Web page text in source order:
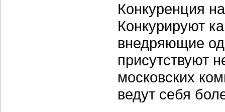
Конкуренция
Конкурируют
внедряющие
присутствуют
московских
ведут себя